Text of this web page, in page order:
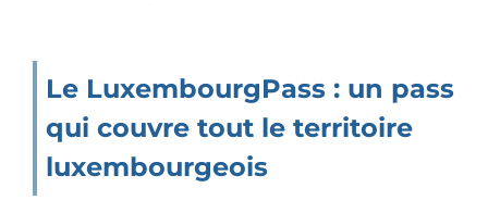
Le LuxembourgPass : un pass
qui couvre tout le territoire
luxembourgeois